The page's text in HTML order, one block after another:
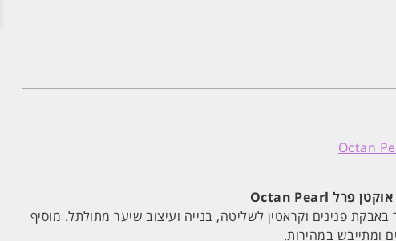
באבקת פנינים וקראטין לשליטה, בנייה ועיצוב שיער מתולתל. מוסיף
ומתייבש במהירות.